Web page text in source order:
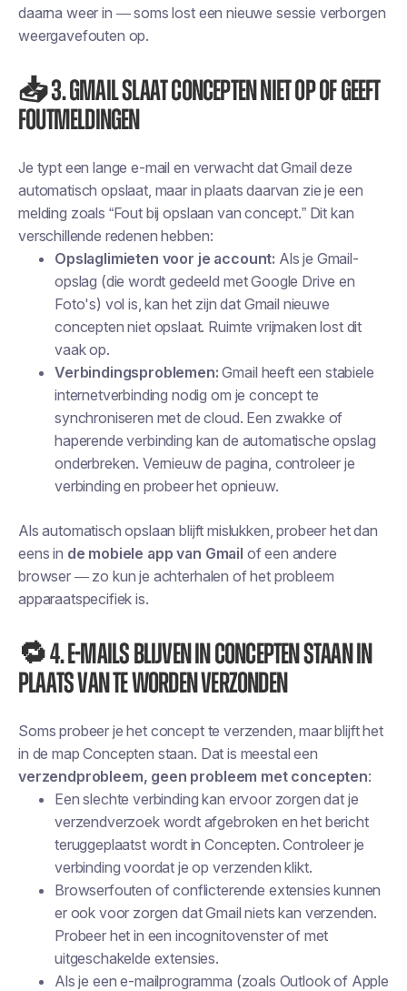
daarna weer in — soms lost een nieuwe sessie verborgen
weergavefouten op.
📥 3. Gmail slaat concepten niet op of geeft
foutmeldingen
Je typt een lange e-mail en verwacht dat Gmail deze
automatisch opslaat, maar in plaats daarvan zie je een
melding zoals “Fout bij opslaan van concept.” Dit kan
verschillende redenen hebben:
Opslaglimieten voor je account: Als je Gmail-
opslag (die wordt gedeeld met Google Drive en
Foto's) vol is, kan het zijn dat Gmail nieuwe
concepten niet opslaat. Ruimte vrijmaken lost dit
vaak op.
Verbindingsproblemen: Gmail heeft een stabiele
internetverbinding nodig om je concept te
synchroniseren met de cloud. Een zwakke of
haperende verbinding kan de automatische opslag
onderbreken. Vernieuw de pagina, controleer je
verbinding en probeer het opnieuw.
Als automatisch opslaan blijft mislukken, probeer het dan
eens in de mobiele app van Gmail of een andere
browser — zo kun je achterhalen of het probleem
apparaatspecifiek is.
🔁 4. E-mails blijven in concepten staan in
plaats van te worden verzonden
Somsprobeer je het concept te verzenden, maar blijft het
in de map Concepten staan. Dat is meestal een
verzendprobleem, geen probleem met concepten:
Een slechte verbinding kan ervoor zorgen dat je
verzendverzoek wordt afgebroken en het bericht
teruggeplaatst wordt in Concepten. Controleer je
verbinding voordat je op verzenden klikt.
Browserfouten of conflicterende extensies kunnen
er ook voor zorgen dat Gmail niets kan verzenden.
Probeer het in een incognitovenster of met
uitgeschakelde extensies.
Als je een e-mailprogramma (zoals Outlook of Apple